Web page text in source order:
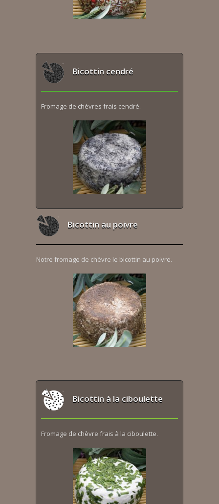
Bicottin cendré
Fromage de chèvres frais cendré.
Bicottin au poivre
Notre fromage de chèvre le bicottin au poivre.
Bicottin à la ciboulette
Fromage de chèvre frais à la ciboulette.